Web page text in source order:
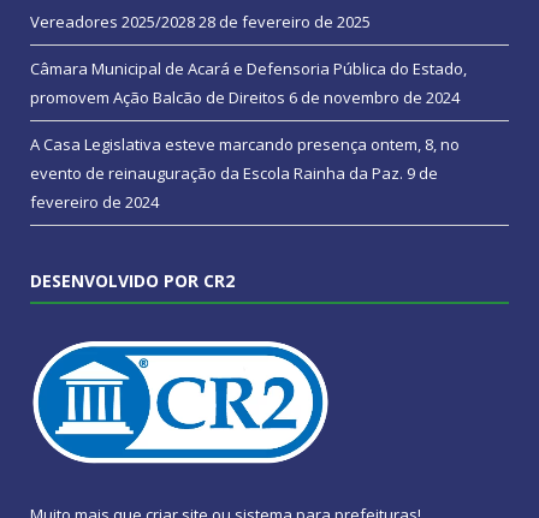
Vereadores 2025/202828 de fevereiro de 2025
Câmara Municipal de Acará e Defensoria Pública do Estado,
promovem Ação Balcão de Direitos 6 de novembro de 2024
A Casa Legislativa esteve marcando presença ontem, 8, no
evento de reinauguração da Escola Rainha da Paz. 9 de
fevereiro de 2024
DESENVOLVIDO POR CR2